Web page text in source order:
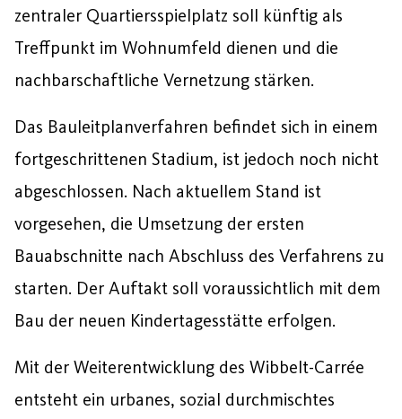
zentraler Quartiersspielplatz soll künftig als
Treffpunkt im Wohnumfeld dienen und die
nachbarschaftliche Vernetzung stärken.
Das Bauleitplanverfahren befindet sich in einem
fortgeschrittenen Stadium, ist jedoch noch nicht
abgeschlossen. Nach aktuellem Stand ist
vorgesehen, die Umsetzung der ersten
Bauabschnitte nach Abschluss des Verfahrens zu
starten. Der Auftakt soll voraussichtlich mit dem
Bau der neuen Kindertagesstätte erfolgen.
Mit der Weiterentwicklung des Wibbelt-Carrée
entsteht ein urbanes, sozial durchmischtes